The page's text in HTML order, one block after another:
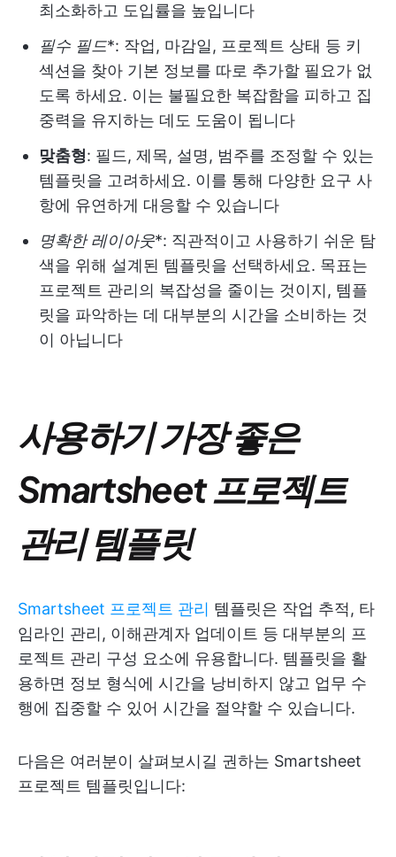
최소화하고 도입률을 높입니다
필수 필드*: 작업, 마감일, 프로젝트 상태 등 키
섹션을 찾아 기본 정보를 따로 추가할 필요가 없
도록 하세요. 이는 불필요한 복잡함을 피하고 집
중력을 유지하는 데도 도움이 됩니다
맞춤형: 필드, 제목, 설명, 범주를 조정할 수 있는
템플릿을 고려하세요. 이를 통해 다양한 요구 사
항에 유연하게 대응할 수 있습니다
명확한 레이아웃*: 직관적이고 사용하기 쉬운 탐
색을 위해 설계된 템플릿을 선택하세요. 목표는
프로젝트 관리의 복잡성을 줄이는 것이지, 템플
릿을 파악하는 데 대부분의 시간을 소비하는 것
이 아닙니다
사용하기 가장 좋은
Smartsheet 프로젝트
관리 템플릿
Smartsheet 프로젝트 관리 템플릿은 작업 추적, 타
임라인 관리, 이해관계자 업데이트 등 대부분의 프
로젝트 관리 구성 요소에 유용합니다. 템플릿을 활
용하면 정보 형식에 시간을 낭비하지 않고 업무 수
행에 집중할 수 있어 시간을 절약할 수 있습니다.
다음은 여러분이 살펴보시길 권하는 Smartsheet
프로젝트 템플릿입니다: